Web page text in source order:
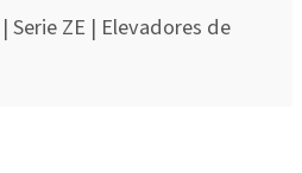
Serie ZE | Elevadores de